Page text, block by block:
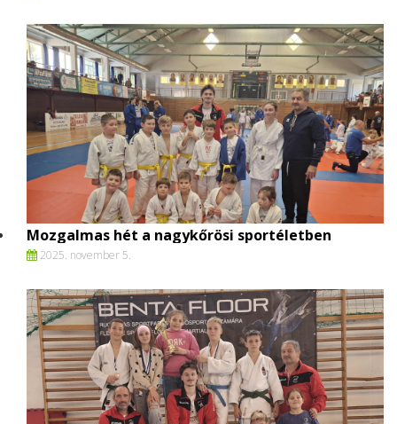
Mozgalmas hét a nagykőrösi sportéletben
2025. november 5.